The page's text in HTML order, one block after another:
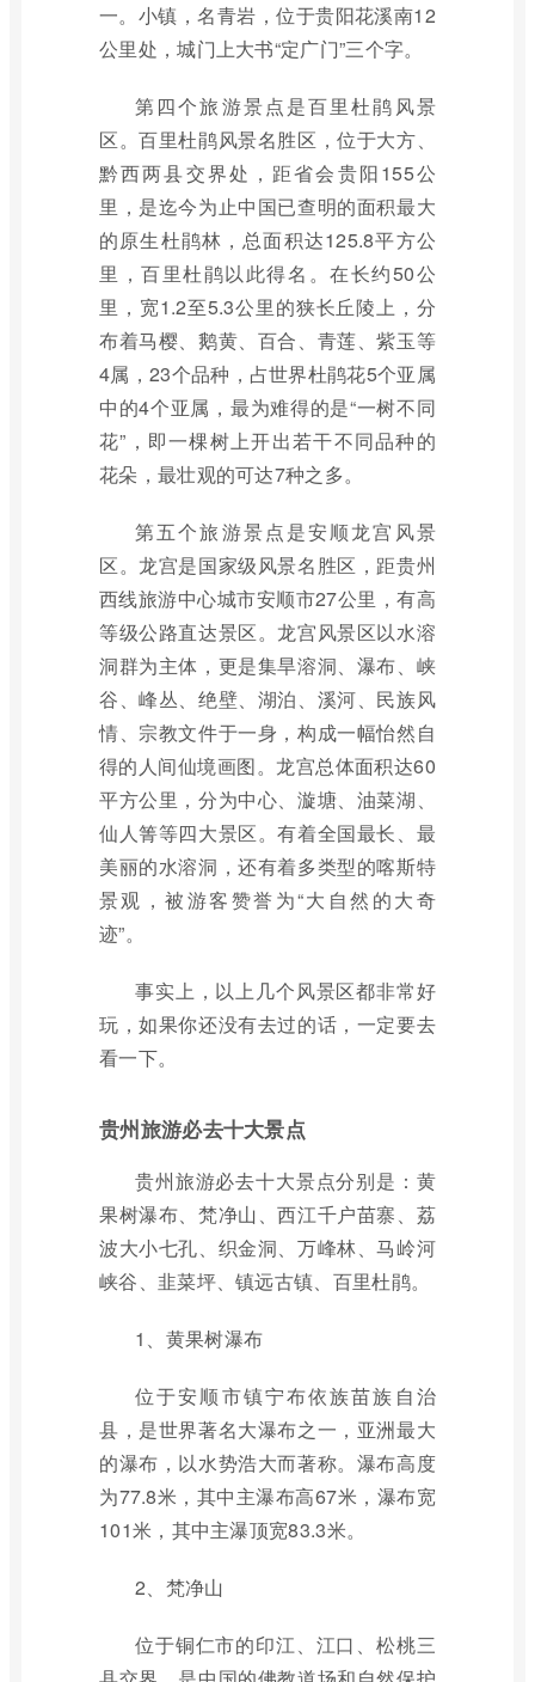
一。小镇，名青岩，位于贵阳花溪南12
公里处，城门上大书“定广门”三个字。
第四个旅游景点是百里杜鹃风景
区。百里杜鹃风景名胜区，位于大方、
黔西两县交界处，距省会贵阳155公
里，是迄今为止中国已查明的面积最大
的原生杜鹃林，总面积达125.8平方公
里，百里杜鹃以此得名。在长约50公
里，宽1.2至5.3公里的狭长丘陵上，分
布着马樱、鹅黄、百合、青莲、紫玉等
4属，23个品种，占世界杜鹃花5个亚属
中的4个亚属，最为难得的是“一树不同
花”，即一棵树上开出若干不同品种的
花朵，最壮观的可达7种之多。
第五个旅游景点是安顺龙宫风景
区。龙宫是国家级风景名胜区，距贵州
西线旅游中心城市安顺市27公里，有高
等级公路直达景区。龙宫风景区以水溶
洞群为主体，更是集旱溶洞、瀑布、峡
谷、峰丛、绝壁、湖泊、溪河、民族风
情、宗教文件于一身，构成一幅怡然自
得的人间仙境画图。龙宫总体面积达60
平方公里，分为中心、漩塘、油菜湖、
仙人箐等四大景区。有着全国最长、最
美丽的水溶洞，还有着多类型的喀斯特
景观，被游客赞誉为“大自然的大奇
迹”。
事实上，以上几个风景区都非常好
玩，如果你还没有去过的话，一定要去
看一下。
贵州旅游必去十大景点
贵州旅游必去十大景点分别是：黄
果树瀑布、梵净山、西江千户苗寨、荔
波大小七孔、织金洞、万峰林、马岭河
峡谷、韭菜坪、镇远古镇、百里杜鹃。
1、黄果树瀑布
位于安顺市镇宁布依族苗族自治
县，是世界著名大瀑布之一，亚洲最大
的瀑布，以水势浩大而著称。瀑布高度
为77.8米，其中主瀑布高67米，瀑布宽
101米，其中主瀑顶宽83.3米。
2、梵净山
位于铜仁市的印江、江口、松桃三